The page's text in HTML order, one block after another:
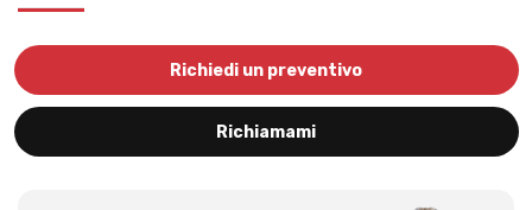
Richiedi un preventivo
Richiamami